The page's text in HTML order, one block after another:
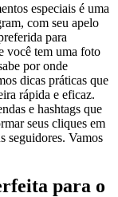
⁢especiais é uma
com ‍seu apelo
para
você tem uma foto
por onde‌
dicas práticas que
rápida e eficaz.
e ‍hashtags que
seus cliques em
⁣seguidores. Vamos
para o